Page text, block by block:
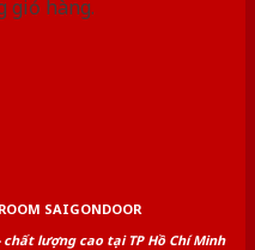
giỏ hàng.
SAIGONDOOR
lượng cao tại TP Hồ Chí Minh